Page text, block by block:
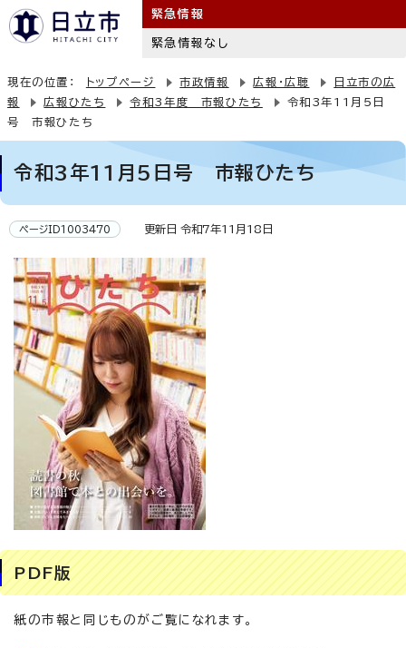
緊急情報
緊急情報なし
現在の位置： トップページ 市政情報 広報・広聴
日立市の広
報
広報ひたち 令和3年度 市報ひたち
令和3年11月5日
号 市報ひたち
令和3年11月5日号 市報ひたち
ページID1003470 更新日 令和7年11月18日
PDF版
紙の市報と同じものがご覧になれます。